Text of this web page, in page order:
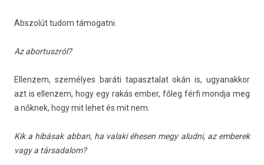
Ab­szolút tudom támogat­ni.
Az ab­or­tuszról?
El­lenzem, személyes baráti tapasztalat okán is, ugyanak­kor
azt is el­lenzem, hogy egy rakás ember, főleg férfi mondja meg
a nőknek, hogy mit lehet és mit nem.
Kik a hibásak abban, ha valaki éhesen megy al­ud­ni, az em­berek
vagy a tár­sadalom?